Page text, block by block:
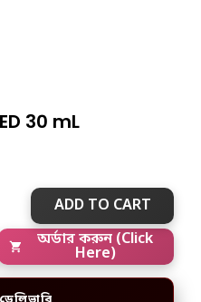
30 mL
ADD TO CART
অর্ডার করুন (Click
Here)